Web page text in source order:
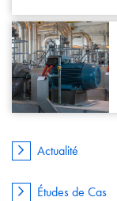
Actualité
Études de Cas